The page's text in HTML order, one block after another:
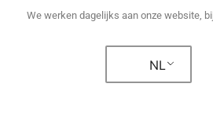
We werken dagelijks aan onze website,
NL